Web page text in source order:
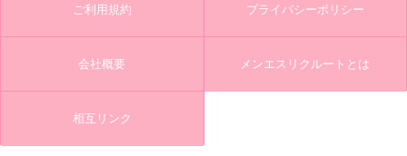
ご利用規約 プライバシーポリシー
会社概要 メンエスリクルートとは
相互リンク